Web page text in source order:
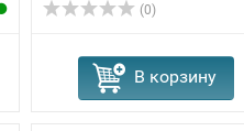
(0)
В корзину